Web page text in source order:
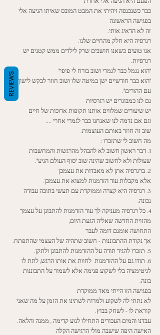
כבר כשנכנסה זיהיתי את המבט המובס שאיתו הגיעה אלי
בפגישה הראשונה
זה לא הדאיג אותי.
רגרסיה היא חלק מהחיים שלנו.
אנו טועים כשאנו חושבים שרק לילדים ממש קטנים יש
רגרסיות.
"הוא נגמל כבר לגמרי ושוב בורח לי פיפי"
"הוא כבר חודשיים ישן במיטה שלו ושוב חוזר לבקש לישון
עם ההורים".
גם לנו כמבוגרים יש רגרסיות
יש שיעורים שמלווים אותנו תקופות ארוכות של חיים
וגם אם נדמה לנו שאנחנו כבר לגמרי אחרי ....
שוב זה חוזר באותם העוצמות.
מה חשוב לי שתזכרו :
1. דבר ראשון חשוב לא להבהל מהרגשות והמחשבות
שעולות ולא לחשוב שהינה שוב "סוף העולם הגיע".
2. ברגרסיה אתן לא מאבדות את עצמכן
אלא מקבלות עוד הזדמנות למצוא את עצמכן.
3. רגרסיה היא קצרה וממוקדת עם תעשי בתוכה עבודה
נכונה.
4. כל רגרסיה מעניקה לך עוד הזדמנות להתבונן על עצמך
מהזוית החדשה שאליה הגעת היום,
התחושה אומנם דומה לעבר
אך נקודת ההתבוננות - חשוב שתהיה של העצמי שהתפתח.
5. תזכרו להגיד תודה על ההזדמנות להתבונן ולתקן.
6. תודו גם על ההזדמנות  לחוות את אותו הרגש, לתת לו
לגיטימציה בלי לשקוע פנימה אלא לשמור על התבוננות
בונה.
בפגישה הזו הייתי מאד ממוקדת
לא נתתי לה לשקוע ולמרוח לשתינו את הזמן על מה שאני
קוראת לו - לשחק בבוץ.
עבדנו והמים העכורים התחילו לנוע קדימה , ממנה והלאה.
האישה היפה שישבה מולי הרגישה הקלה
REVIEWS